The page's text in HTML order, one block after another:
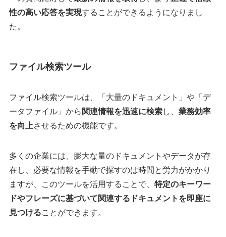
性の高い応答を実現することができるようになりまし
た。
ファイル検索ツール
ファイル検索ツールは、「大量のドキュメント」や「デ
ータファイル」から 関連情報を迅速に検索し、 業務効率
を向上させるための機能です。​
多くの企業には、膨大な量のドキュメントやデータが存
在し、必要な情報を手動で探すのは時間と労力がかかり
ますが、​このツールを活用することで、 特定のキーワー
ドやフレーズに基づいて関連するドキュメントを即座に
見つけることができます。